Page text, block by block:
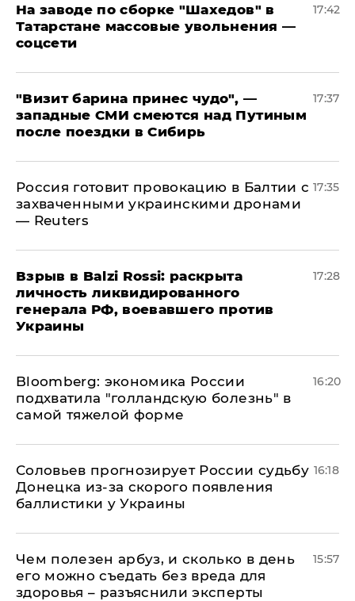
На заводе по сборке "Шахедов" в
Татарстане массовые увольнения —
соцсети
17:42
"Визит барина принес чудо", —
западные СМИ смеются над Путиным
после поездки в Сибирь
17:37
​Россия готовит провокацию в Балтии с
захваченными украинскими дронами
— Reuters
17:35
​Взрыв в Balzi Rossi: раскрыта
личность ликвидированного
генерала РФ, воевавшего против
Украины
17:28
Bloomberg: экономика России
подхватила "голландскую болезнь" в
самой тяжелой форме
16:20
Соловьев прогнозирует России судьбу
Донецка из-за скорого появления
баллистики у Украины
16:18
Чем полезен арбуз, и сколько в день
его можно съедать без вреда для
здоровья – разъяснили эксперты
15:57